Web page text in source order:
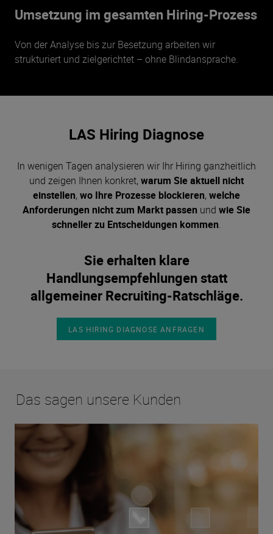
Umsetzung im gesamten Hiring-Prozess
Von der Analyse bis zur Besetzung arbeiten wir
strukturiert und zielgerichtet – ohne Blindansprache.
LAS Hiring Diagnose
In wenigen Tagen analysieren wir Ihr Hiring ganzheitlich
und zeigen Ihnen konkret, warum Sie aktuell nicht
einstellen, wo Ihre Prozesse blockieren, welche
Anforderungen nicht zum Markt passen und wie Sie
schneller zu Entscheidungen kommen.
Sie erhalten klare
Handlungsempfehlungen statt
allgemeiner Recruiting-Ratschläge.
LAS HIRING DIAGNOSE ANFRAGEN
Das sagen unsere Kunden